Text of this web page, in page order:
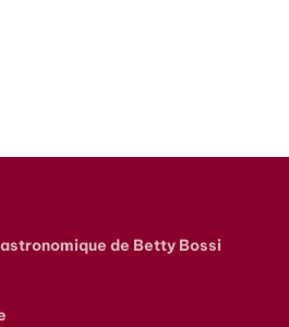
de Betty Bossi